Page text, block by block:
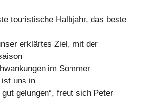
touristische Halbjahr, das beste
erklärtes Ziel, mit der
im Sommer
ist uns in
gelungen“, freut sich Peter